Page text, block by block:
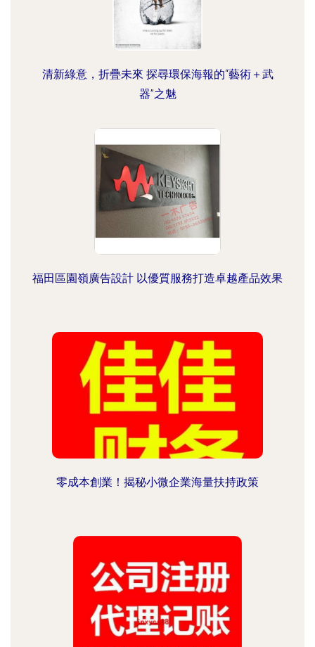
清新綠意，折疊未來 探尋環保海報的“藝術＋武
器”之魅
福田區園嶺廣告設計 以優質服務打造卓越產品效果
零成本創業！揭秘小微企業海量扶持政策